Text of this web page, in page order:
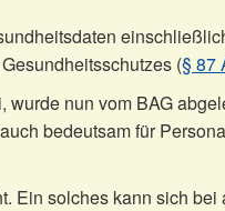
(§ 87
nun vom BAG
bedeutsam für
Ein solches kann sich bei